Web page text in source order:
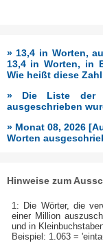
» 13,4 in Worten,
13,4 in Worten, in
Wie heißt diese
» Die Liste der
ausgeschrieben
» Monat 08, 2026
Worten
Hinweise zum
1: Die Wörter, die
einer Million
und in
Beispiel: 1.063 =